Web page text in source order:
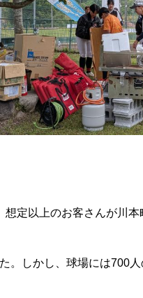
定以上のお客さんが川
。しかし、球場には700